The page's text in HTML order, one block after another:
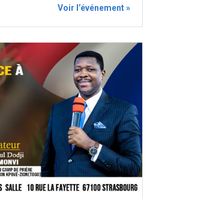
Voir l’événement »